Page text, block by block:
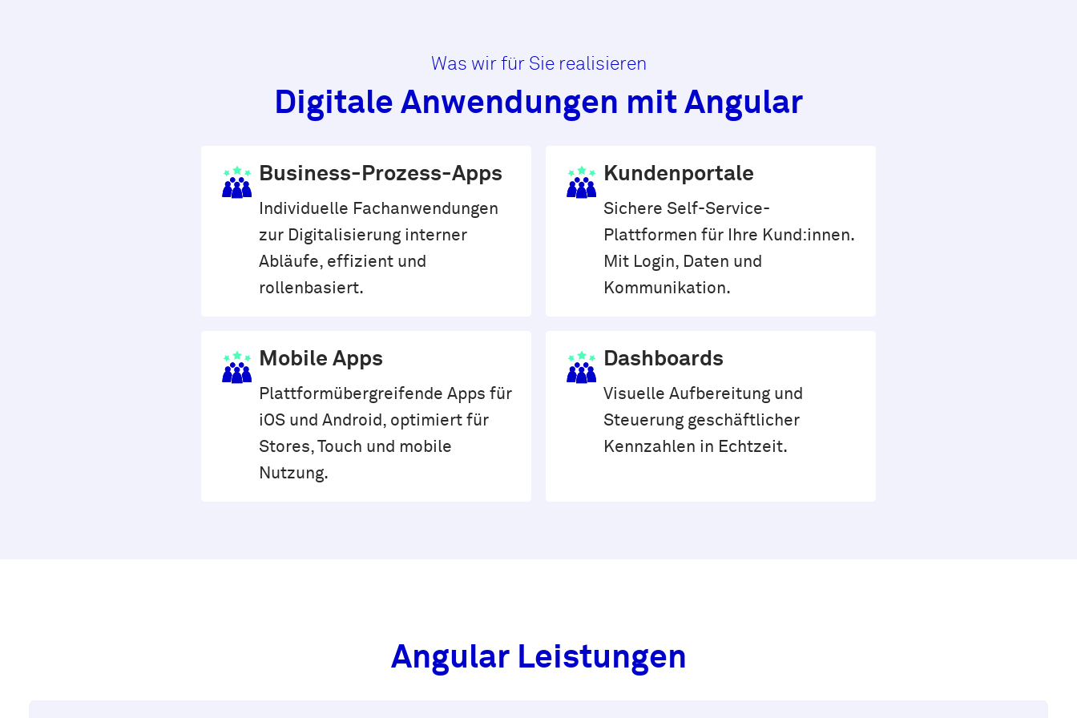
Was wir für Sie realisieren
Digitale Anwendungen mit Angular
Business-Prozess-Apps
Individuelle Fachanwendungen
zur Digitalisierung interner
Abläufe, effizient und
rollenbasiert.
Kundenportale
Sichere Self-Service-
Plattformen für Ihre Kund:innen.
Mit Login, Daten und
Kommunikation.
Mobile Apps
Plattformübergreifende Apps für
iOS und Android, optimiert für
Stores, Touch und mobile
Nutzung.
Dashboards
Visuelle Aufbereitung und
Steuerung geschäftlicher
Kennzahlen in Echtzeit.
Angular Leistungen